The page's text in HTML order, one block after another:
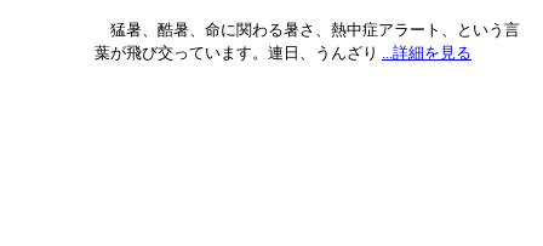
猛暑、酷暑、命に関わる暑さ、熱中症アラート、という言
葉が飛び交っています。連日、うんざり ...詳細を見る